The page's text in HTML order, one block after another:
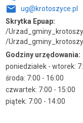
ug@krotoszyce.pl
Skrytka Epuap:
/
/
Godziny urzędowania:
poniedziałek - wtorek:
środa: 7:00 - 16:00
czwartek: 7:00 - 15:00
piątek: 7:00 - 14:00